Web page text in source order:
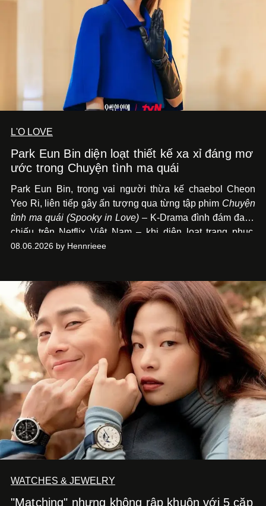
L'O LOVE
Park Eun Bin diện loạt thiết kế xa xỉ đáng mơ
ước trong Chuyện tình ma quái
Park Eun Bin, trong vai người thừa kế chaebol Cheon
Yeo Ri, liên tiếp gây ấn tượng qua từng tập phim Chuyện
tình ma quái (Spooky in Love) – K-Drama đình đám đang
chiếu trên Netflix Việt Nam – khi diện loạt trang phục,
đồng hồ & trang sức xa xỉ tương xứng với địa vị trên màn
08.06.2026 by Hennrieee
WATCHES & JEWELRY
"Matching" nhưng không rập khuôn với 5 cặp